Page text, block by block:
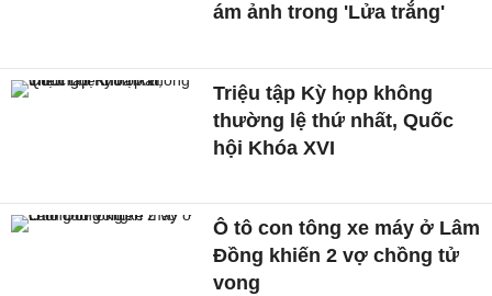
ám ảnh trong 'Lửa trắng'
Triệu tập Kỳ họp không
thường lệ thứ nhất, Quốc
hội Khóa XVI
Ô tô con tông xe máy ở Lâm
Đồng khiến 2 vợ chồng tử
vong